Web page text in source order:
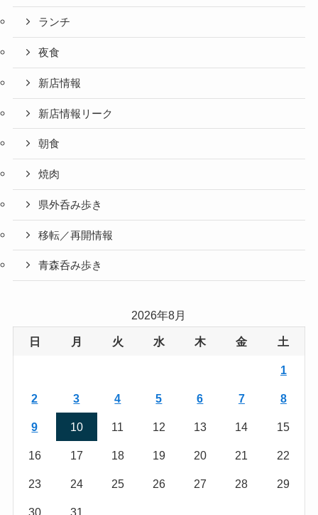
ランチ
夜食
新店情報
新店情報リーク
朝食
焼肉
県外呑み歩き
移転／再開情報
青森呑み歩き
2026年8月
日 月 火 水 木 金 土
1
2 3 4 5 6 7 8
9 10 11 12 13 14 15
16 17 18 19 20 21 22
23 24 25 26 27 28 29